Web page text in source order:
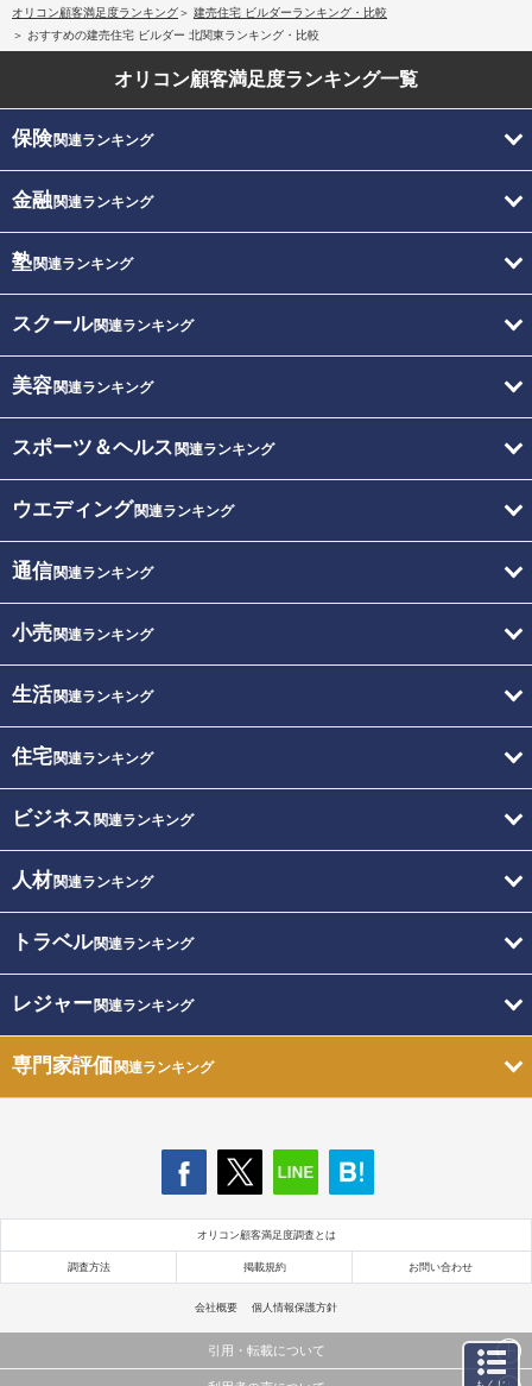
オリコン顧客満足度ランキング
建売住宅 ビルダーランキング・比較
おすすめの建売住宅 ビルダー 北関東ランキング・比較
オリコン顧客満足度ランキング一覧
保険関連ランキング
金融関連ランキング
塾関連ランキング
スクール関連ランキング
美容関連ランキング
スポーツ＆ヘルス 関連ランキング
ウエディング関連ランキング
通信関連ランキング
小売関連ランキング
生活関連ランキング
住宅関連ランキング
ビジネス 関連ランキング
人材関連ランキング
トラベル関連ランキング
レジャー関連ランキング
専門家評価関連ランキング
オリコン顧客満足度調査とは
調査方法 掲載規約 お問い合わせ
会社概要 個人情報保護方針
引用・転載について